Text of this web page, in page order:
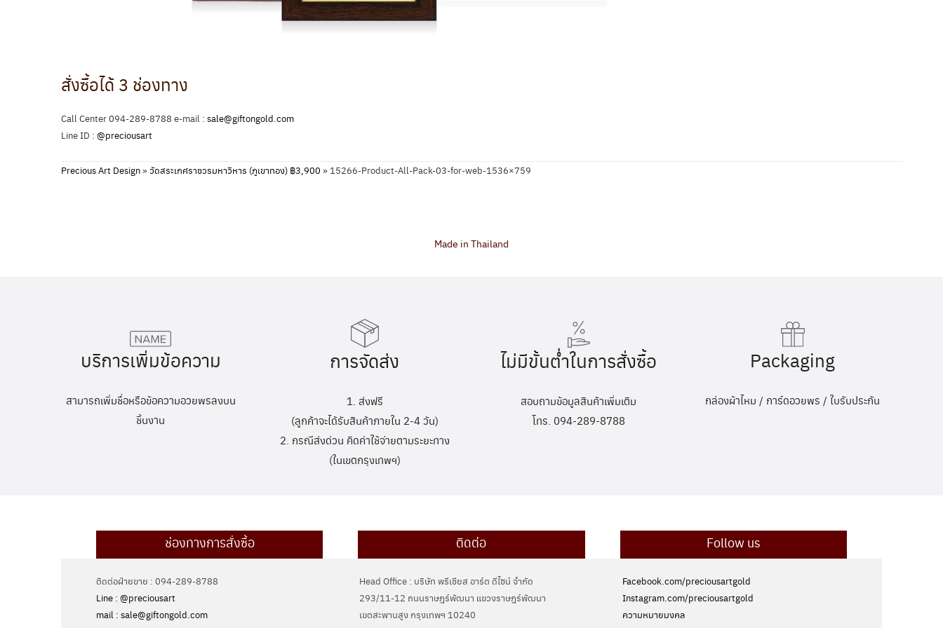
สั่งซื้อได้ 3 ช่องทาง
Call Center 094-289-8788 e-mail : sale@giftongold.com
Line ID : @preciousart
Precious Art Design»วัดสระเกศราชวรมหาวิหาร (ภูเขาทอง) ฿3,900 » 15266-Product-All-Pack-03-for-web-1536×759
Made in Thailand
บริการเพิ่มข้อความ
สามารถเพิ่มชื่อหรือข้อความอวยพรลงบน
ชิ้นงาน
การจัดส่ง
1. ส่งฟรี
(ลูกค้าจะได้รับสินค้าภายใน 2-4 วัน)
2. กรณีส่งด่วน คิดค่าใช้จ่ายตามระยะทาง
(ในเขตกรุงเทพฯ)
ไม่มีขั้นต่ำในการสั่งซื้อ
สอบถามข้อมูลสินค้าเพิ่มเติม
โทร. 094-289-8788
Packaging
กล่องผ้าไหม / การ์ดอวยพร / ใบรับประกัน
ช่องทางการสั่งซื้อ ติดต่อ Follow us
ติดต่อฝ่ายขาย : 094-289-8788
Line : @preciousart
mail : sale@giftongold.com
Head Office : บริษัท พรีเชียส อาร์ต ดีไซน์ จำกัด
293/11-12 ถนนราษฎร์พัฒนา แขวงราษฎร์พัฒนา
เขตสะพานสูง กรุงเทพฯ 10240
Facebook.com/preciousartgold
Instagram.com/preciousartgold
ความหมายมงคล